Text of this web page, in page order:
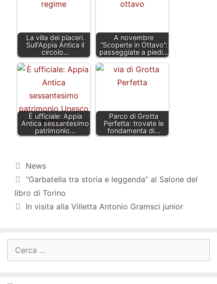
La villa dei piaceri.
Sull'Appia Antica il
circolo…
A novembre
“Scoperte in Ottavo”:
passeggiate a piedi…
È ufficiale: Appia
Antica sessantesimo
patrimonio…
Parco di Grotta
Perfetta: trovate le
fondamenta di…
Categorie
News
“Garbatella tra storia e leggenda” al Salone del
libro di Torino
In visita alla Villetta Antonio Gramsci junior
per: